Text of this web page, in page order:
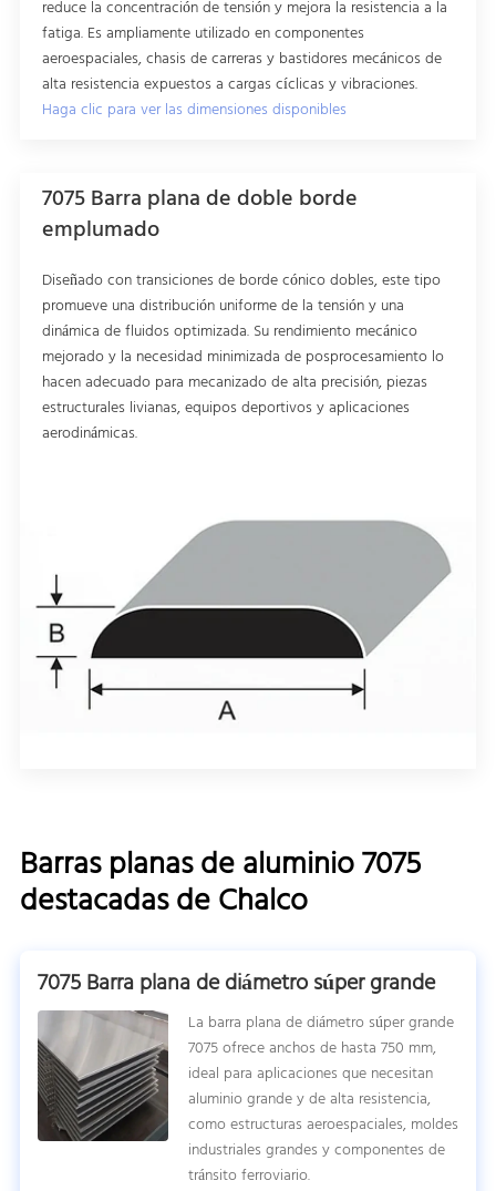
reduce la concentración de tensión y mejora la resistencia a la
fatiga. Es ampliamente utilizado en componentes
aeroespaciales, chasis de carreras y bastidores mecánicos de
alta resistencia expuestos a cargas cíclicas y vibraciones.
Haga clic para ver las dimensiones disponibles
7075 Barra plana de doble borde
emplumado
Diseñado con transiciones de borde cónico dobles, este tipo
promueve una distribución uniforme de la tensión y una
dinámica de fluidos optimizada. Su rendimiento mecánico
mejorado y la necesidad minimizada de posprocesamiento lo
hacen adecuado para mecanizado de alta precisión, piezas
estructurales livianas, equipos deportivos y aplicaciones
aerodinámicas.
Barras planas de aluminio 7075
destacadas de Chalco
7075 Barra plana de diámetro súper grande
La barra plana de diámetro súper grande
7075 ofrece anchos de hasta 750 mm,
ideal para aplicaciones que necesitan
aluminio grande y de alta resistencia,
como estructuras aeroespaciales, moldes
industriales grandes y componentes de
tránsito ferroviario.